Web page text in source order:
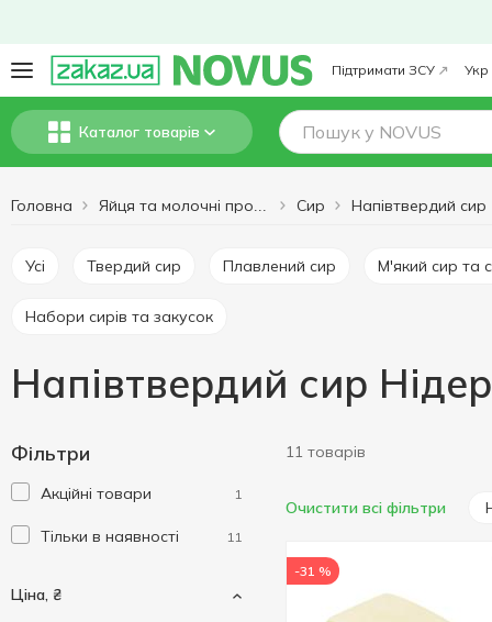
Підтримати ЗСУ Укр
Каталог товарів
Головна Сир Напівтвердий сир
Усі Твердий сир Плавлений сир М'який сир та
Набори сирів та закусок
Напівтвердий сир
Фільтри
Акційні товари 1
Тільки в наявності 11
Ціна, ₴
11 товарів
Очистити всі фільтри
-31 %